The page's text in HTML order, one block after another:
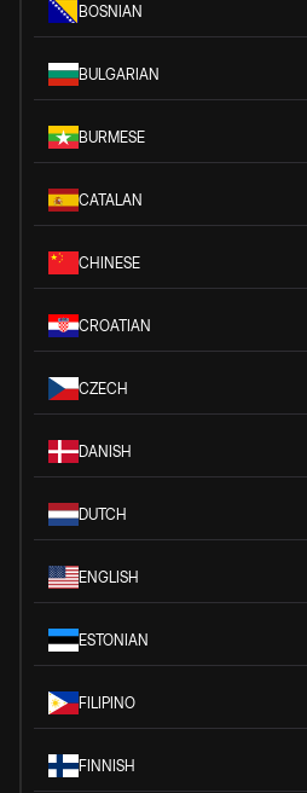
BOSNIAN
BULGARIAN
BURMESE
CATALAN
CHINESE
CROATIAN
CZECH
DANISH
DUTCH
ENGLISH
ESTONIAN
FILIPINO
FINNISH